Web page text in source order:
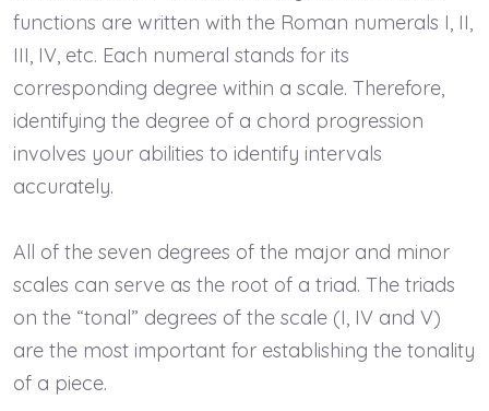
functions are written with the Roman numerals I, II,
III, IV, etc. Each numeral stands for its
corresponding degree within a scale. Therefore,
identifying the degree of a chord progression
involves your abilities to identify intervals
accurately.
All of the seven degrees of the major and minor
scales can serve as the root of a triad. The triads
on the “tonal” degrees of the scale (I, IV and V)
are the most important for establishing the tonality
of a piece.